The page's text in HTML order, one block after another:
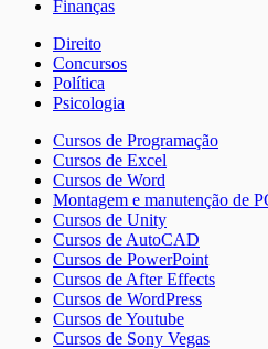
Finanças
Direito
Concursos
Política
Psicologia
Cursos de Programação
Cursos de Excel
Cursos de Word
Montagem e manutenção de
Cursos de Unity
Cursos de AutoCAD
Cursos de PowerPoint
Cursos de After Effects
Cursos de WordPress
Cursos de Youtube
Cursos de Sony Vegas